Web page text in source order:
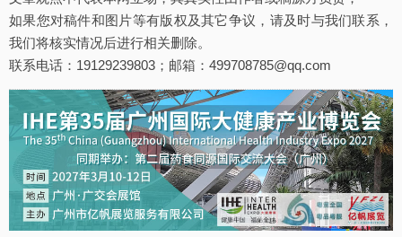
如果您对稿件和图片等有版权及其它争议，请及时与我们联系，
我们将核实情况后进行相关删除。
联系电话：19129239803；邮箱：499708785@qq.com